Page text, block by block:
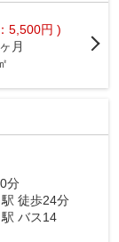
5,500円 )
月
分
駅 徒歩24分
駅 バス14